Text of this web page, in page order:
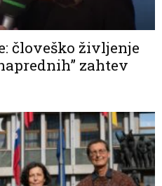
človeško življenje
zahtev